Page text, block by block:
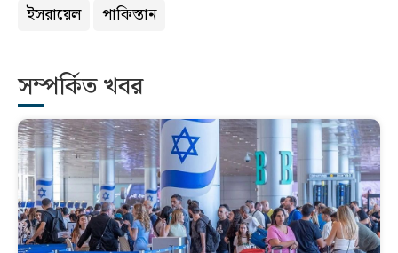
ইসরায়েল পাকিস্তান
সম্পর্কিত খবর